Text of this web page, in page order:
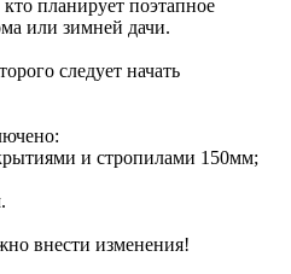
планирует поэтапное
или зимней дачи.
следует начать
и стропилами 150мм;
внести изменения!